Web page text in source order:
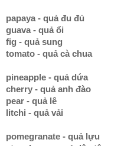
papaya - quả đu đủ
guava - quả ổi
fig - quả sung
tomato - quả cà chua
pineapple - quả dứa
cherry - quả anh đào
pear - quả lê
litchi - quả vải
pomegranate - quả lựu